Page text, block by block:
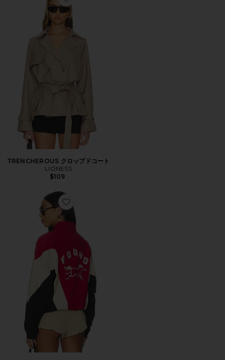
Favorite TRENCHEROUS クロップドコート
TRENCHEROUS クロップドコート
LIONESS
$109
Favorite PINE & ROSE トラックジャケット